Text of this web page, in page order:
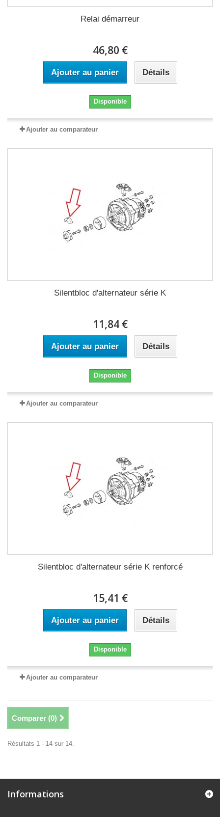
Relai démarreur
46,80 €
Ajouter au panier Détails
Disponible
Ajouter au comparateur
Silentbloc d'alternateur série K
11,84 €
Ajouter au panier Détails
Disponible
Ajouter au comparateur
Silentbloc d'alternateur série K renforcé
15,41 €
Ajouter au panier Détails
Disponible
Ajouter au comparateur
Comparer (0)
Résultats 1 - 14 sur 14.
Informations